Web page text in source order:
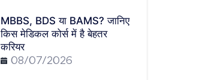
MBBS, BDS या BAMS? जानिए
किस मेडिकल कोर्स में है बेहतर
करियर
08/07/2026